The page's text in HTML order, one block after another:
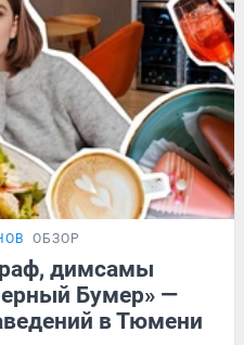
ОБЗОР
димсамы
Бумер» —
в Тюмени